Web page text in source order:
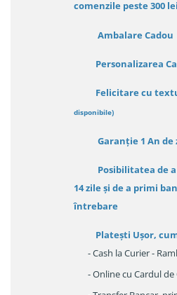
comenzile peste 300
Ambalare Cadou
Personalizarea
Felicitare cu
disponibile)
Garanție 1 An de
Posibilitatea de
14 zileși de a primi
întrebare
Platești Ușor,
- Cash la Curier -
- Online cu Cardul